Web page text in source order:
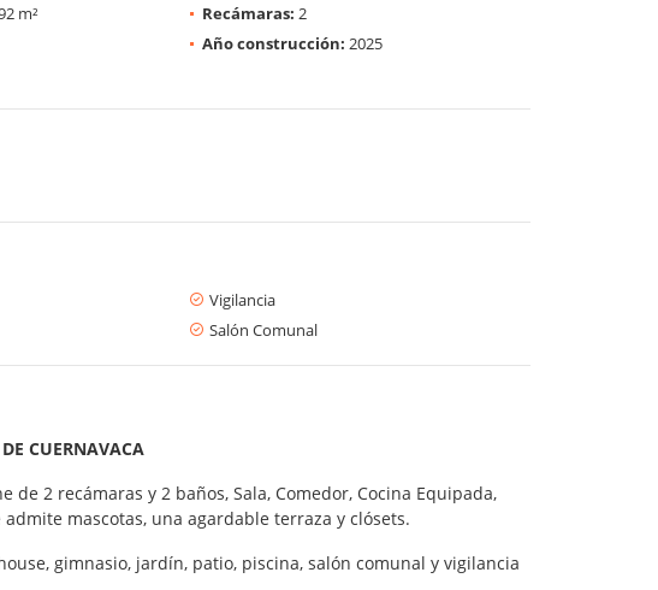
m² Recámaras: 2
Año construcción: 2025
Vigilancia
Salón Comunal
CUERNAVACA
2 recámaras y 2 baños, Sala, Comedor, Cocina Equipada,
mascotas, una agardable terraza y clósets.
gimnasio, jardín, patio, piscina, salón comunal y vigilancia